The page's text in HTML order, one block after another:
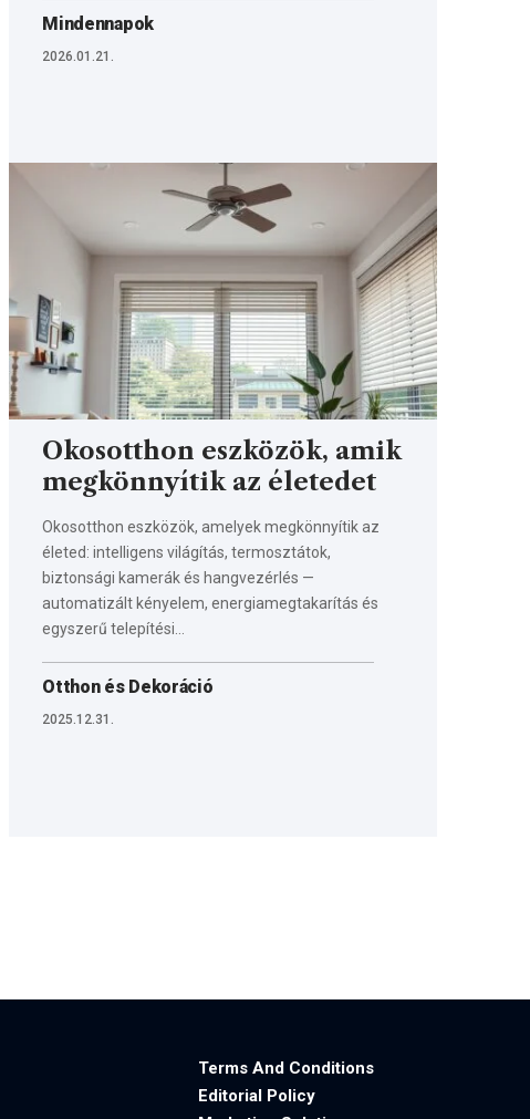
Mindennapok
2026.01.21.
Okosotthon eszközök, amik
megkönnyítik az életedet
Okosotthon eszközök, amelyek megkönnyítik az
életed: intelligens világítás, termosztátok,
biztonsági kamerák és hangvezérlés —
automatizált kényelem, energiamegtakarítás és
egyszerű telepítési…
Otthon és Dekoráció
2025.12.31.
Terms And Conditions
Editorial Policy